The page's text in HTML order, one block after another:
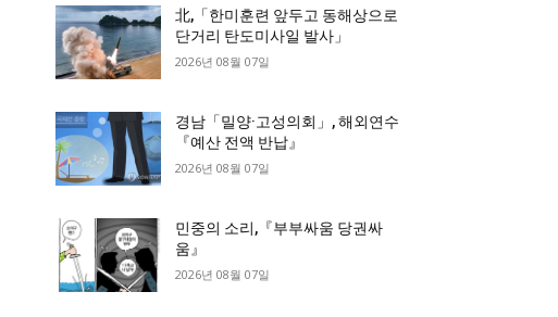
北,「한미훈련 앞두고 동해상으로
단거리 탄도미사일 발사」
2026년 08월 07일
경남「밀양·고성의회」, 해외연수
『예산 전액 반납』
2026년 08월 07일
민중의 소리,『부부싸움 당권싸
움』
2026년 08월 07일